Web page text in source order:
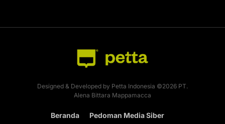
Designed & Developed by Petta Indonesia ©2026 PT.
Alena Bittara Mappamacca
Beranda Pedoman Media Siber